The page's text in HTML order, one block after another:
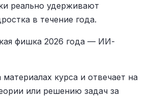
реально удерживают
в течение года.
фишка 2026 года — ИИ-
материалах курса и отвечает на
или решению задач за